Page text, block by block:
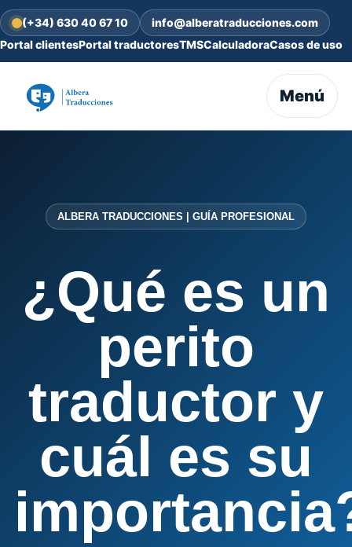
(+34) 630 40 67 10
info@alberatraducciones.com
Portal clientesPortal traductoresTMSCalculadoraCasos de uso
Menú
ALBERA TRADUCCIONES | GUÍA PROFESIONAL
¿Qué es un
perito
traductor y
cuál es su